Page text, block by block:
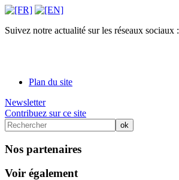
Suivez notre actualité sur les réseaux sociaux :
Plan du site
Newsletter
Contribuez sur ce site
Nos partenaires
Voir également